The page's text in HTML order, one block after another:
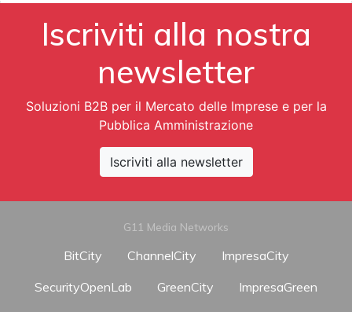
Iscriviti alla nostra
newsletter
Soluzioni B2B per il Mercato delle Imprese e per la
Pubblica Amministrazione
Iscriviti alla newsletter
G11 Media Networks
BitCity ChannelCity
ImpresaCity
SecurityOpenLab
GreenCity
ImpresaGreen